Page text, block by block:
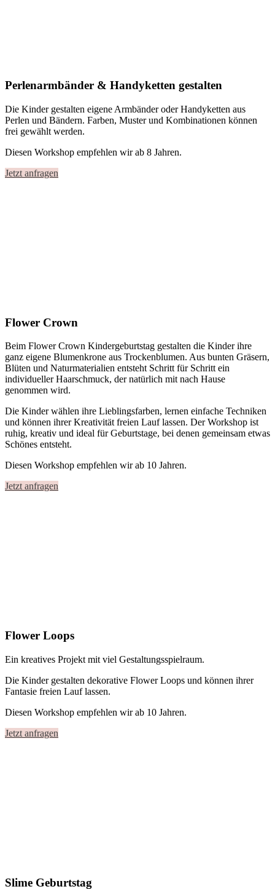
Perlenarmbänder & Handyketten gestalten
Die Kinder gestalten eigene Armbänder oder Handyketten aus
Perlen und Bändern. Farben, Muster und Kombinationen können
frei gewählt werden.
Diesen Workshop empfehlen wir ab 8 Jahren.
Jetzt anfragen
Flower Crown
Beim Flower Crown Kindergeburtstag gestalten die Kinder ihre
ganz eigene Blumenkrone aus Trockenblumen. Aus bunten Gräsern,
Blüten und Naturmaterialien entsteht Schritt für Schritt ein
individueller Haarschmuck, der natürlich mit nach Hause
genommen wird.
Die Kinder wählen ihre Lieblingsfarben, lernen einfache Techniken
und können ihrer Kreativität freien Lauf lassen. Der Workshop ist
ruhig, kreativ und ideal für Geburtstage, bei denen gemeinsam etwas
Schönes entsteht.
Diesen Workshop empfehlen wir ab 10 Jahren.
Jetzt anfragen
Flower Loops
Ein kreatives Projekt mit viel Gestaltungsspielraum.
Die Kinder gestalten dekorative Flower Loops und können ihrer
Fantasie freien Lauf lassen.
Diesen Workshop empfehlen wir ab 10 Jahren.
Jetzt anfragen
Slime Geburtstag